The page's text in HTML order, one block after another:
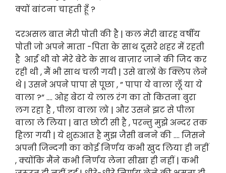
क्यों बांटना चाहती हूँ ?
दरअसल बात मेरी पोती की है | कल मेरी बारह वर्षीय
पोती जो अपने माता -पिता के साथ दूसरे शहर में रहती
है आई थी वो मेरे बेटे के साथ बाज़ार जाने की जिद कर
रही थी , मैं भी साथ चली गयी | उसे बालों के क्लिप लेने
थे | उसने अपने पापा से पूछा , ” पापा ये वाला लूँ या ये
वाला ?” …. ओह बेटा ये लाल रंग का तो कितना बुरा
लग रहा है , पीला वाला लो | और उसने झट से पीला
वाला ले लिया | बात छोटी सी है , परन्तु मुझे अन्दर तक
हिला गयी | ये शुरुआत है मुझ जैसी बनने की …. जिसने
अपनी जिन्दगी का कोई निर्णय कभी खुद लिया ही नहीं
, क्योंकि मैंने कभी निर्णय लेना सीखा ही नहीं | कभी